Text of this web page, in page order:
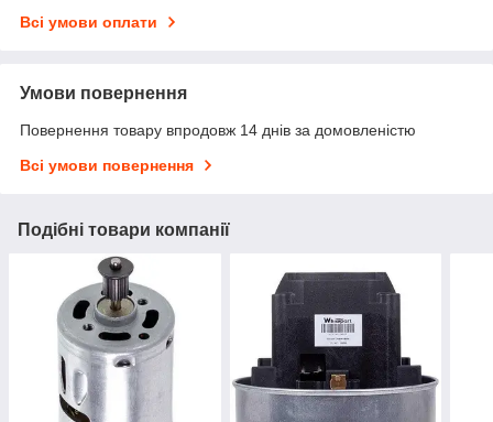
Всі умови оплати
Умови повернення
Повернення товару впродовж 14 днів за домовленістю
Всі умови повернення
Подібні товари компанії